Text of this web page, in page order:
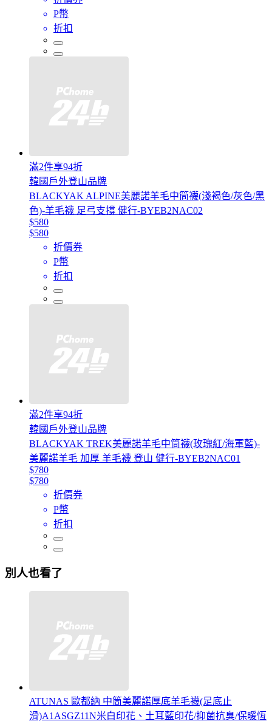
P幣
折扣
滿2件享94折
韓國戶外登山品牌
BLACKYAK ALPINE美麗諾羊毛中筒襪(淺褐色/灰色/黑
色)-羊毛襪 足弓支撐 健行-BYEB2NAC02
$580
$580
折價券
P幣
折扣
滿2件享94折
韓國戶外登山品牌
BLACKYAK TREK美麗諾羊毛中筒襪(玫瑰紅/海軍藍)-
美麗諾羊毛 加厚 羊毛襪 登山 健行-BYEB2NAC01
$780
$780
折價券
P幣
折扣
別人也看了
ATUNAS 歐都納 中筒美麗諾厚底羊毛襪(足底止
滑)A1ASGZ11N米白印花、土耳藍印花/抑菌抗臭/保暖恆